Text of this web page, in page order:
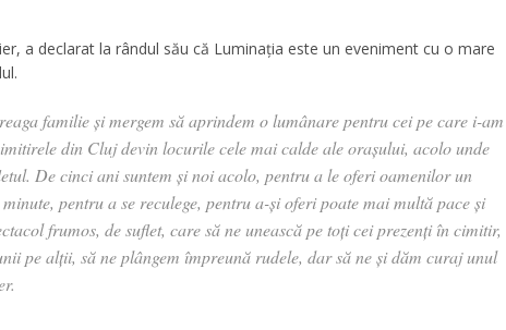
a declarat la rândul său că Luminația este un eveniment cu o mare
familie și mergem să aprindem o lumânare pentru cei pe care i-am
din Cluj devin locurile cele mai calde ale orașului, acolo unde
De cinci ani suntem și noi acolo, pentru a le oferi oamenilor un
pentru a se reculege, pentru a-și oferi poate mai multă pace și
frumos, de suflet, care să ne unească pe toți cei prezenți în cimitir,
pe alții, să ne plângem împreună rudele, dar să ne și dăm curaj unul